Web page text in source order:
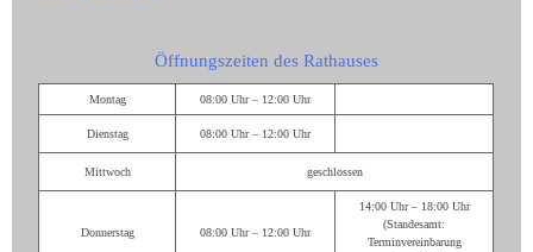
Öffnungszeiten des Rathauses
Montag 08:00 Uhr – 12:00 Uhr
Dienstag 08:00 Uhr – 12:00 Uhr
Mittwoch geschlossen
Donnerstag 08:00 Uhr – 12:00 Uhr
14:00 Uhr – 18:00 Uhr
(Standesamt:
Terminvereinbarung